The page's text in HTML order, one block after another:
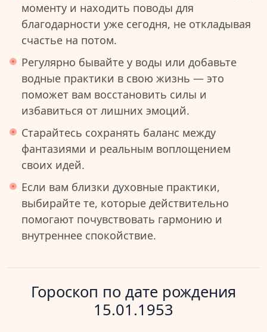
моменту и находить поводы для
благодарности уже сегодня, не откладывая
счастье на потом.
Регулярно бывайте у воды или добавьте
водные практики в свою жизнь — это
поможет вам восстановить силы и
избавиться от лишних эмоций.
Старайтесь сохранять баланс между
фантазиями и реальным воплощением
своих идей.
Если вам близки духовные практики,
выбирайте те, которые действительно
помогают почувствовать гармонию и
внутреннее спокойствие.
Гороскоп по дате рождения
15.01.1953